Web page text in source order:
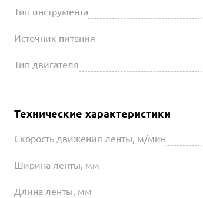
Тип инструмента
Источник питания
Тип двигателя
Технические характеристики
Скорость движения ленты, м/мин
Ширина ленты, мм
Длина ленты, мм